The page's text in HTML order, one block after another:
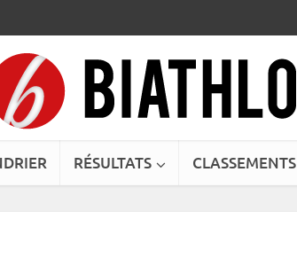
RÉSULTATS CLASSEMENTS